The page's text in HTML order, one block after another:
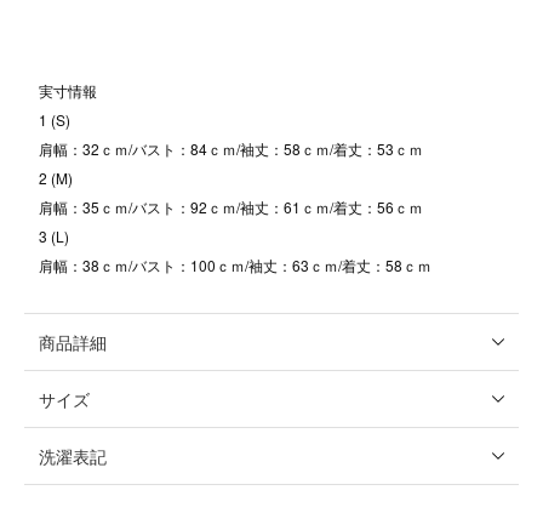
実寸情報
1 (S)
肩幅：32ｃｍ/バスト：84ｃｍ/袖丈：58ｃｍ/着丈：53ｃｍ
2 (M)
肩幅：35ｃｍ/バスト：92ｃｍ/袖丈：61ｃｍ/着丈：56ｃｍ
3 (L)
肩幅：38ｃｍ/バスト：100ｃｍ/袖丈：63ｃｍ/着丈：58ｃｍ
商品詳細
サイズ
洗濯表記